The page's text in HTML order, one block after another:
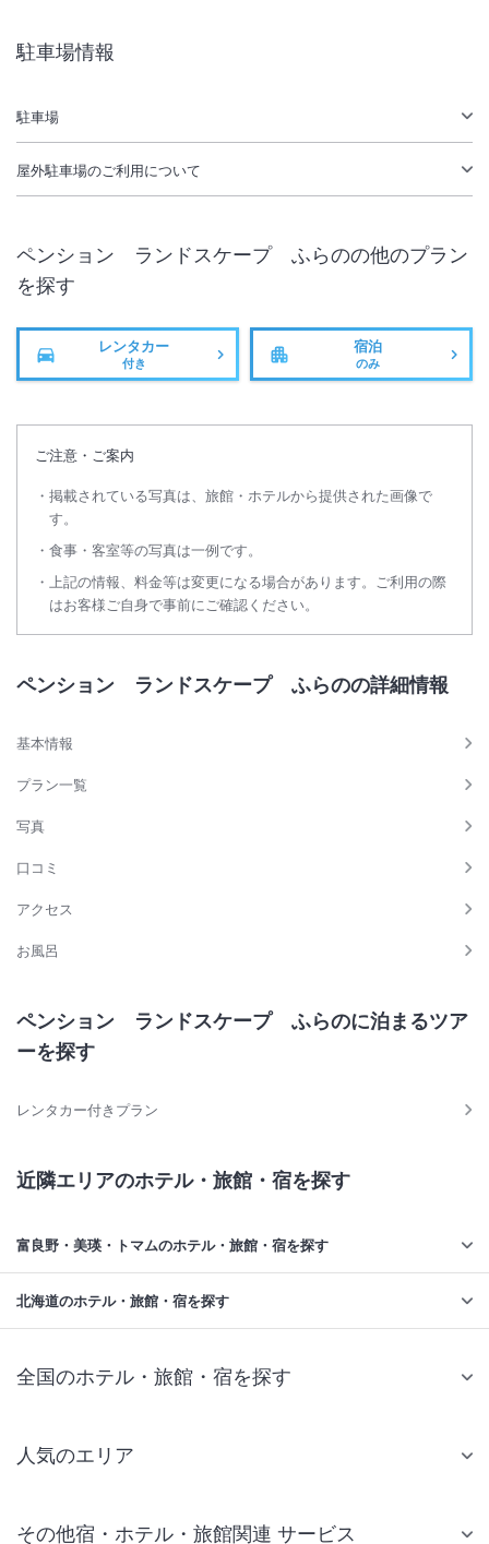
駐車場情報
駐車場
屋外駐車場のご利用について
ペンション ランドスケープ ふらのの他のプラン
を探す
レンタカー
付き
宿泊
のみ
ご注意・ご案内
掲載されている写真は、旅館・ホテルから提供された画像で
す。
食事・客室等の写真は一例です。
上記の情報、料金等は変更になる場合があります。ご利用の際
はお客様ご自身で事前にご確認ください。
ペンション ランドスケープ ふらのの詳細情報
基本情報
プラン一覧
写真
口コミ
アクセス
お風呂
ペンション ランドスケープ ふらのに泊まるツア
ーを探す
レンタカー付きプラン
近隣エリアのホテル・旅館・宿を探す
富良野・美瑛・トマムのホテル・旅館・宿を探す
北海道のホテル・旅館・宿を探す
全国のホテル・旅館・宿を探す
人気のエリア
その他宿・ホテル・旅館関連 サービス